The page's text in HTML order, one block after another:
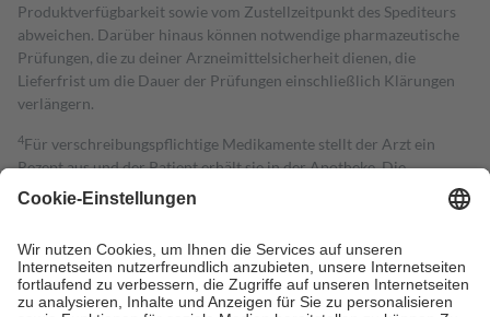
Produktverfügbarkeit sowie vom Zustellzeitpunkt des Spediteurs
abweichen. Darüber hinaus können notwendige pharmazeutische
Prüfungen, die zu deiner Arzneimittelsicherheit dienen, die
Lieferfrist um die Dauer der Prüfungen einschließlich Klärungen
verlängern.
4Für verschreibungspflichtige Medikamente stellt der Arzt ein
Rezept aus und der Patient erhält sie in der Apotheke. Die
gesetzliche Krankenversicherung übernimmt in der Regel die
Kosten dafür, der Versicherte trägt einen Teil davon als Zuzahlung
Grundsätzlich leisten Mitglieder Zuzahlungen in Höhe von zehn
Prozent des Abgabepreises,mindestens jedochfünf Euround
höchstens zehn Euro.Es sind jedoch nie mehr als die tatsächlichen